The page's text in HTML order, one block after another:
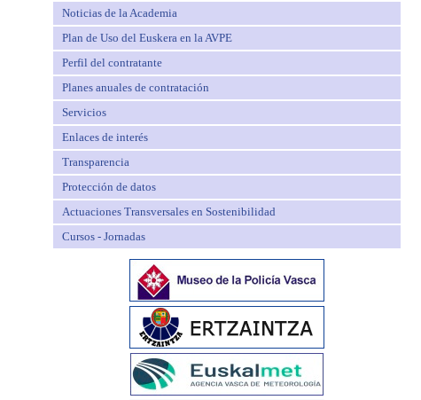
Noticias de la Academia
Plan de Uso del Euskera en la AVPE
Perfil del contratante
Planes anuales de contratación
Servicios
Enlaces de interés
Transparencia
Protección de datos
Actuaciones Transversales en Sostenibilidad
Cursos - Jornadas